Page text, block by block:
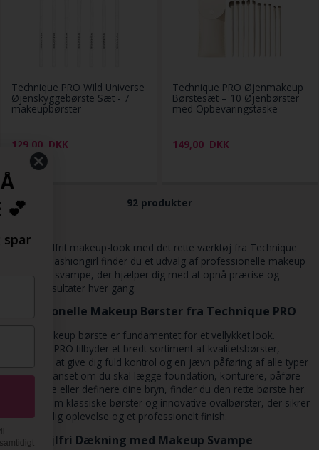
Technique PRO Wild Universe
Øjenskyggebørste Sæt - 7
makeupbørster
129,00 DKK
Technique PRO Øjenmakeup
Børstesæt – 10 Øjenbørster
med Opbevaringstaske
149,00 DKK
92 produkter
Skab et fejlfrit makeup-look med det rette værktøj fra Technique
PRO. Hos Fashiongirl finder du et udvalg af professionelle makeup
børster og svampe, der hjælper dig med at opnå præcise og
smukke resultater hver gang.
Professionelle Makeup Børster fra Technique PRO
En god makeup børste er fundamentet for et vellykket look.
Technique PRO tilbyder et bredt sortiment af kvalitetsbørster,
designet til at give dig fuld kontrol og en jævn påføring af alle typer
makeup. Uanset om du skal lægge foundation, konturere, påføre
øjenskygge eller definere dine bryn, finder du den rette børste her.
Vælg mellem klassiske børster og innovative ovalbørster, der sikrer
en behagelig oplevelse og et professionelt finish.
Opnå Fejlfri Dækning med Makeup Svampe
DIN FØRSTE ORDRE 💕
Tilmeld dig vores nyhedsbrev og spar
10% på din første ordre ✨
Få din rabatkode nu ➝
modtage de bedste tilbud og nyheder. Du accepterer samtidigt